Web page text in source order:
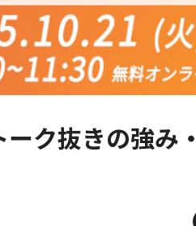
ク抜きの強み